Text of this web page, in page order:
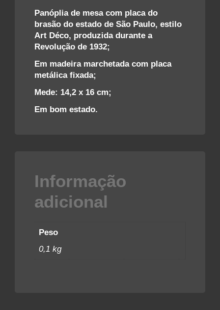
REVOLUÇÃO
Panóplia de mesa com placa do
brasão do estado de São Paulo, estilo
Art Déco, produzida durante a
Revolução de 1932;
Em madeira marchetada com placa
metálica fixada;
Mede: 14,2 x 16 cm;
Em bom estado.
Informação
adicional
Peso
0,1 kg